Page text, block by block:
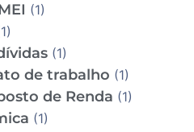
(1)
(1)
de trabalho (1)
de Renda (1)
(1)